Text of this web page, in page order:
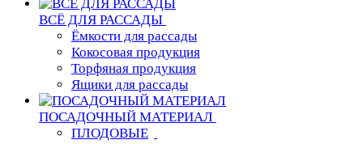
ВСЁ ДЛЯ РАССАДЫ
Ёмкости для рассады
Кокосовая продукция
Торфяная продукция
Ящики для рассады
ПОСАДОЧНЫЙ МАТЕРИАЛ
ПЛОДОВЫЕ